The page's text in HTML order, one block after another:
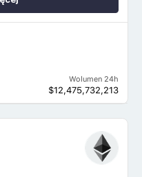
Wolumen 24h
$12,475,732,213